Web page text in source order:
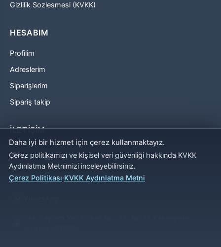
Gizlilik Sozlesmesi (KVKK)
HESABIM
Profilim
Adreslerim
Siparişlerim
Sipariş takip
İLETİŞİM
0 (212) 253 67 66
info@umutser.com.tr
Daha iyi bir hizmet için çerez kullanmaktayız.
Çerez politikamızı ve kişisel veri güvenliği hakkında KVKK
Aydınlatma Metnimizi inceleyebilirsiniz.
Çerez Politikası·KVKK Aydınlatma Metni